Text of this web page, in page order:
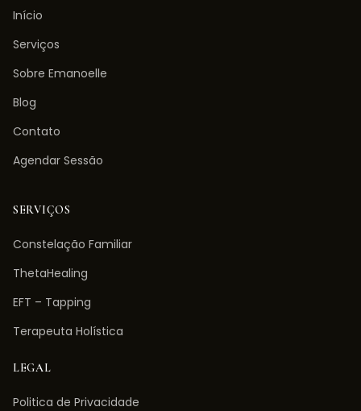
Início
Serviços
Sobre Emanoelle
Blog
Contato
Agendar Sessão
SERVIÇOS
Constelação Familiar
ThetaHealing
EFT – Tapping
Terapeuta Holística
LEGAL
Politica de Privacidade